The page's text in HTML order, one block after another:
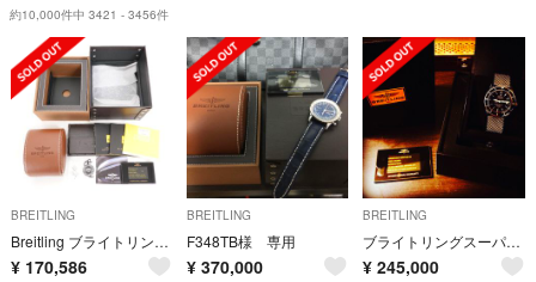
約10,000件中 3421 - 3456件
BREITLING
Breitling ブライトリング スーパーオーシャンⅡ 44 メンズ
¥ 170,586
BREITLING
F348TB様 専用
¥ 370,000
BREITLING
ブライトリングスーパーオーシャン
¥ 245,000